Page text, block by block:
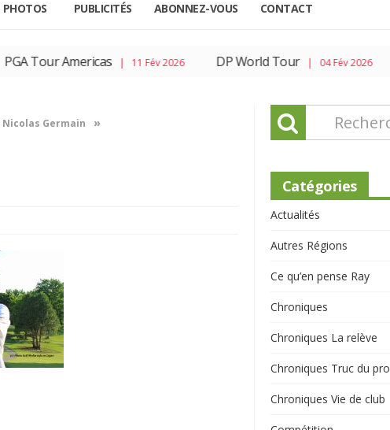
PHOTOS PUBLICITÉS ABONNEZ-VOUS CONTACT
Tour Americas| 11 Fév 2026 DP World Tour| 04 Fév 2026
Germain »
Catégories
Actualités
Autres Régions
Ce qu’en pense Ray
Chroniques
Chroniques La relève
Chroniques Truc du pro
Chroniques Vie de club